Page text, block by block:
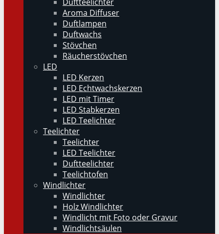
Aroma Diffuser
Duftlampen
Duftwachs
Stövchen
Räucherstövchen
LED
LED Kerzen
LED Echtwachskerzen
LED mit Timer
LED Stabkerzen
LED Teelichter
Teelichter
Teelichter
LED Teelichter
Duftteelichter
Teelichtofen
Windlichter
Windlichter
Holz Windlichter
Windlicht mit Foto oder Gravur
Windlichtsäulen